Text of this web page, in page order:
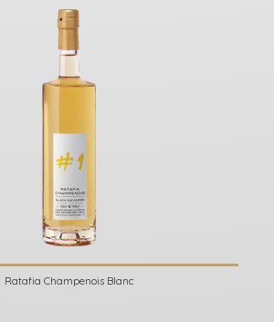
Ratafia Champenois Blanc